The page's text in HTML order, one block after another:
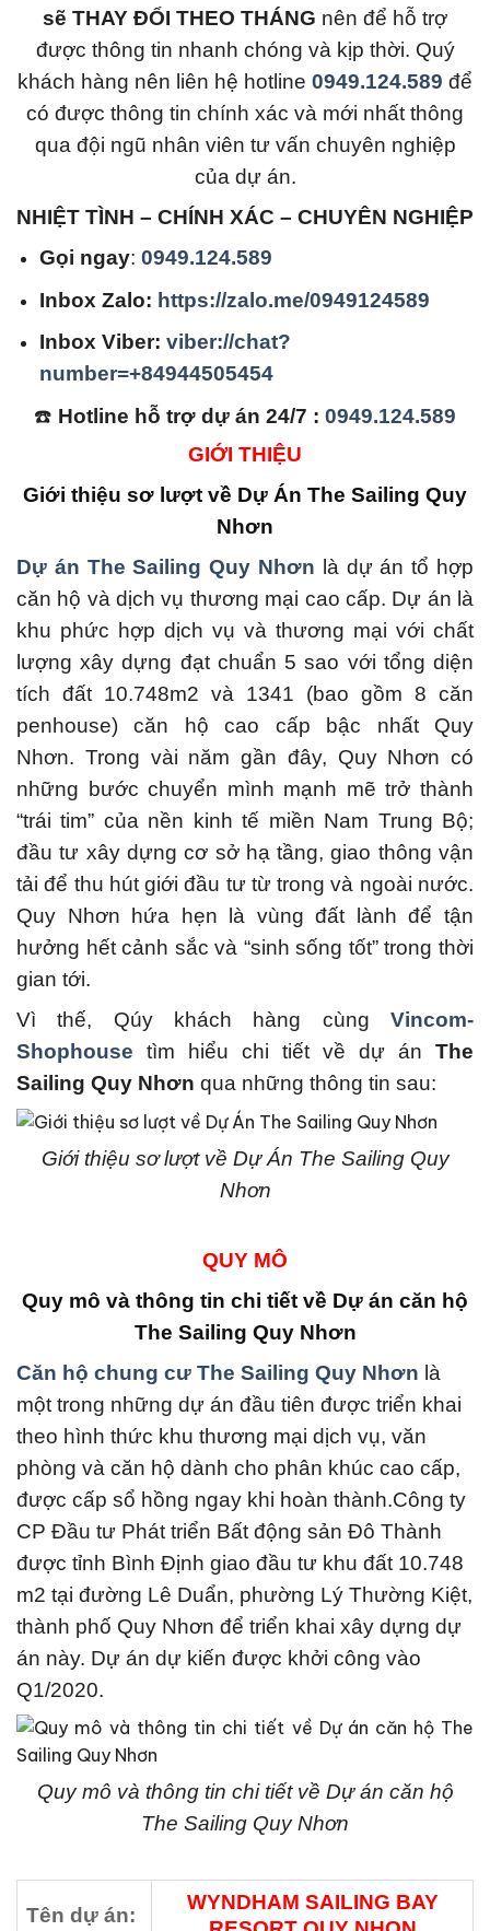
sẽ THAY ĐỔI THEO THÁNG nên để hỗ trợ
được thông tin nhanh chóng và kịp thời. Quý
khách hàng nên liên hệ hotline 0949.124.589 để
có được thông tin chính xác và mới nhất thông
qua đội ngũ nhân viên tư vấn chuyên nghiệp
của dự án.
NHIỆT TÌNH – CHÍNH XÁC – CHUYÊN NGHIỆP
Gọi ngay: 0949.124.589
Inbox Zalo: https://zalo.me/0949124589
Inbox Viber: viber://chat?
number=+84944505454
☎️ Hotline hỗ trợ dự án 24/7 : 0949.124.589
GIỚI THIỆU
Giới thiệu sơ lượt về Dự Án The Sailing Quy
Nhơn
Dự án The Sailing Quy Nhơn là dự án tổ hợp
căn hộ và dịch vụ thương mại cao cấp. Dự án là
khu phức hợp dịch vụ và thương mại với chất
lượng xây dựng đạt chuẩn 5 sao với tổng diện
tích đất 10.748m2 và 1341 (bao gồm 8 căn
penhouse) căn hộ cao cấp bậc nhất Quy
Nhơn. Trong vài năm gần đây, Quy Nhơn có
những bước chuyển mình mạnh mẽ trở thành
“trái tim” của nền kinh tế miền Nam Trung Bộ;
đầu tư xây dựng cơ sở hạ tầng, giao thông vận
tải để thu hút giới đầu tư từ trong và ngoài nước.
Quy Nhơn hứa hẹn là vùng đất lành để tận
hưởng hết cảnh sắc và “sinh sống tốt” trong thời
gian tới.
Vì thế, Qúy khách hàng cùng Vincom-
Shophouse tìm hiểu chi tiết về dự án The
Sailing Quy Nhơn qua những thông tin sau:
Giới thiệu sơ lượt về Dự Án The Sailing Quy
Nhơn
QUY MÔ
Quy mô và thông tin chi tiết về Dự án căn hộ
The Sailing Quy Nhơn
Căn hộ chung cư The Sailing Quy Nhơn là
một trong những dự án đầu tiên được triển khai
theo hình thức khu thương mại dịch vụ, văn
phòng và căn hộ dành cho phân khúc cao cấp,
được cấp sổ hồng ngay khi hoàn thành.Công ty
CP Đầu tư Phát triển Bất động sản Đô Thành
được tỉnh Bình Định giao đầu tư khu đất 10.748
m2 tại đường Lê Duẩn, phường Lý Thường Kiệt,
thành phố Quy Nhơn để triển khai xây dựng dự
án này. Dự án dự kiến được khởi công vào
Q1/2020.
Quy mô và thông tin chi tiết về Dự án căn hộ
The Sailing Quy Nhơn
Tên dự án:
WYNDHAM SAILING BAY